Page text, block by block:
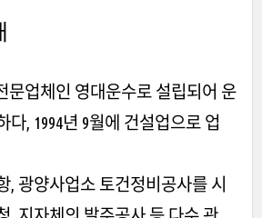
문업체인 영대운수로 설립되어 운
다, 1994년 9월에 건설업으로 업
, 광양사업소 토건정비공사를 시